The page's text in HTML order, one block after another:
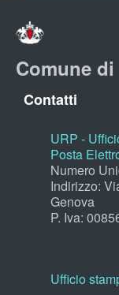
Comune
Contatti
URP -
Posta
Numero
Indirizzo:
Genova
P. Iva:
Ufficio